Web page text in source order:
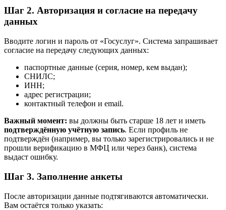
Шаг 2. Авторизация и согласие на передачу
данных
Вводите логин и пароль от «Госуслуг». Система запрашивает
согласие на передачу следующих данных:
паспортные данные (серия, номер, кем выдан);
СНИЛС;
ИНН;
адрес регистрации;
контактный телефон и email.
Важный момент: вы должны быть старше 18 лет и иметь
подтверждённую учётную запись. Если профиль не
подтверждён (например, вы только зарегистрировались и не
прошли верификацию в МФЦ или через банк), система
выдаст ошибку.
Шаг 3. Заполнение анкеты
После авторизации данные подтягиваются автоматически.
Вам остаётся только указать: